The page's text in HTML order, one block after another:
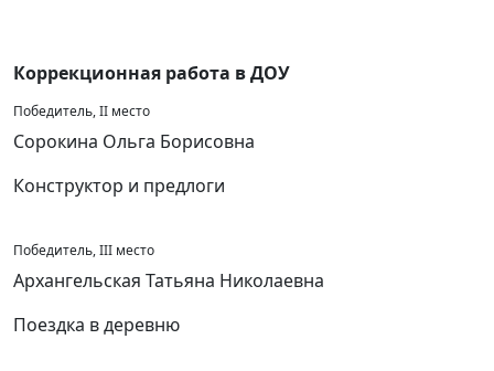
Коррекционная работа в ДОУ
Победитель, II место
Сорокина Ольга Борисовна
Конструктор и предлоги
Победитель, III место
Архангельская Татьяна Николаевна
Поездка в деревню